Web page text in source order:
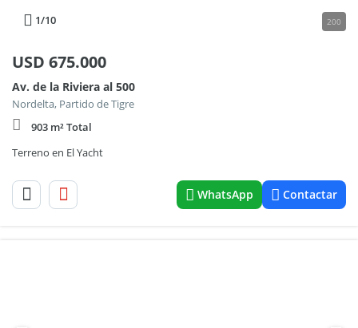
1/10 200
USD 675.000
Av. de la Riviera al 500
Nordelta, Partido de Tigre
903 m² Total
Terreno en El Yacht
WhatsApp Contactar